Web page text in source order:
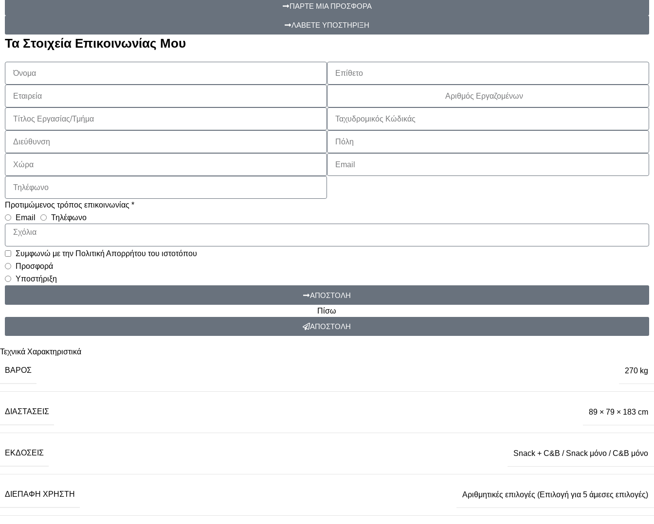
ΠΑΡΤΕ ΜΙΑ ΠΡΟΣΦΟΡΑ
ΛΑΒΕΤΕ ΥΠΟΣΤΗΡΙΞΗ
Τα Στοιχεία Επικοινωνίας Μου
Προτιμώμενος τρόπος επικοινωνίας *
Email
Τηλέφωνο
Συμφωνώ με την Πολιτική Απορρήτου του ιστοτόπου
Προσφορά
Υποστήριξη
ΑΠΟΣΤΟΛΗ
Πίσω
ΑΠΟΣΤΟΛΗ
Τεχνικά Χαρακτηριστικά
ΒΆΡΟΣ 270 kg
ΔΙΑΣΤΆΣΕΙΣ 89 × 79 × 183 cm
ΕΚΔΌΣΕΙΣ Snack + C&B / Snack μόνο / C&B μόνο
ΔΙΕΠΑΦΉ ΧΡΉΣΤΗ Αριθμητικές επιλογές (Επιλογή για 5 άμεσες επιλογές)